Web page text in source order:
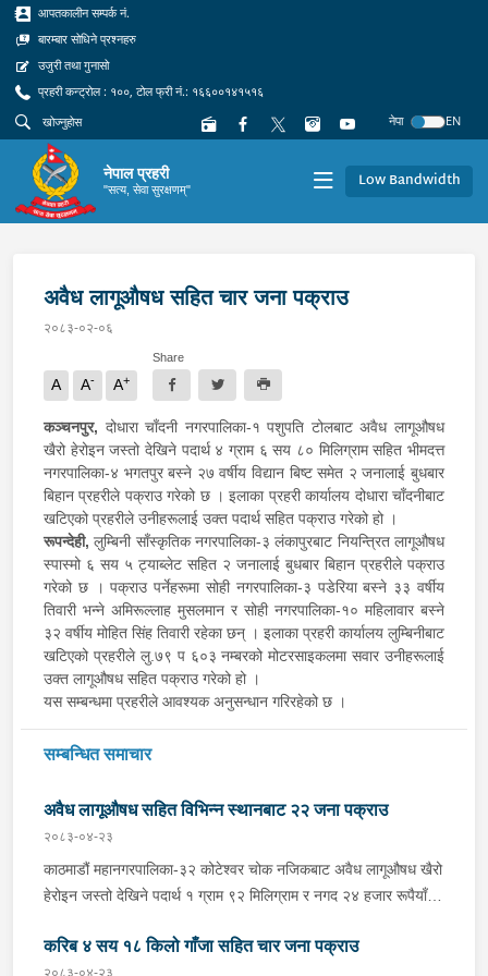
आपतकालीन सम्पर्क नं.
बारम्बार सोधिने प्रश्नहरु
उजुरी तथा गुनासो
प्रहरी कन्ट्रोल : १००, टोल फ्री नं.: १६६००१४१५१६
नेपा
EN
नेपाल प्रहरी
"सत्य, सेवा सुरक्षणम्" Low Bandwidth
अवैध लागूऔषध सहित चार जना पक्राउ
२०८३-०२-०६
A A- A+
Share
कञ्चनपुर, दोधारा चाँदनी नगरपालिका-१ पशुपति टोलबाट अवैध लागूऔषध
खैरो हेरोइन जस्तो देखिने पदार्थ ४ ग्राम ६ सय ८० मिलिग्राम सहित भीमदत्त
नगरपालिका-४ भगतपुर बस्ने २७ वर्षीय विद्यान बिष्ट समेत २ जनालाई बुधबार
बिहान प्रहरीले पक्राउ गरेको छ । इलाका प्रहरी कार्यालय दोधारा चाँदनीबाट
खटिएको प्रहरीले उनीहरूलाई उक्त पदार्थ सहित पक्राउ गरेको हो ।
रूपन्देही, लुम्बिनी साँस्कृतिक नगरपालिका-३ लंकापुरबाट नियन्त्रित लागूऔषध
स्पास्मो ६ सय ५ ट्याब्लेट सहित २ जनालाई बुधबार बिहान प्रहरीले पक्राउ
गरेको छ । पक्राउ पर्नेहरूमा सोही नगरपालिका-३ पडेरिया बस्ने ३३ वर्षीय
तिवारी भन्ने अमिरूल्लाह मुसलमान र सोही नगरपालिका-‍१० महिलावार बस्ने
३२ वर्षीय मोहित सिंह तिवारी रहेका छन् । इलाका प्रहरी कार्यालय लुम्बिनीबाट
खटिएको प्रहरीले लु.७९ प ६०३ नम्बरको मोटरसाइकलमा सवार उनीहरूलाई
उक्त लागूऔषध सहित पक्राउ गरेको हो ।
यस सम्बन्धमा प्रहरीले आवश्यक अनुसन्धान गरिरहेको छ ।
सम्बन्धित समाचार
अवैध लागूऔषध सहित विभिन्न स्थानबाट २२ जना पक्राउ
२०८३-०४-२३
काठमाडौं महानगरपालिका-३२ कोटेश्वर चोक नजिकबाट अवैध लागूऔषध खैरो
हेरोइन जस्तो देखिने पदार्थ १ ग्राम ९२ मिलिग्राम र नगद २४ हजार रूपैयाँ
समेत २ जनालाई शुक्रबार बेलुकी प्रहरीले पक्राउ गरेको छ । प्रहरी प्रभाग
करिब ४ सय १८ किलो गाँजा सहित चार जना पक्राउ
२०८३-०४-२३